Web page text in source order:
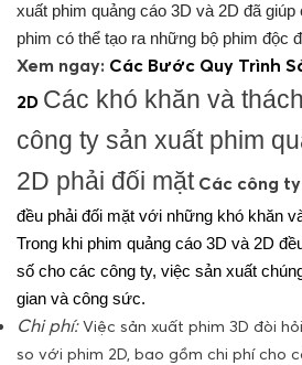
xuất phim quảng cáo 3D và 2D đã
phim có thể tạo ra những bộ phim độc
Xem ngay: Các Bước Quy Trình
2D Các khó khăn và
công ty sản xuất phim
2D phải đối mặt Các công
đều phải đối mặt với những khó khăn
Trong khi phim quảng cáo 3D và 2D
số cho các công ty, việc sản xuất
gian và công sức.
Chi phí:Việc sản xuất phim 3D đòi
so với phim 2D, bao gồm chi phí cho